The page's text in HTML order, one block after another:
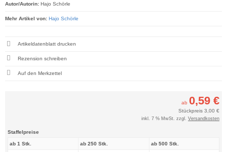
ab 0,59 €
Stückpreis 3,00 €
inkl. 7 % MwSt. zzgl. Versandkosten
Staffelpreise
ab 1 Stk. ab 250 Stk. ab 500 Stk.
Autor/Autorin: Hajo Schörle
Mehr Artikel von: Hajo Schörle
Artikeldatenblatt drucken
Rezension schreiben